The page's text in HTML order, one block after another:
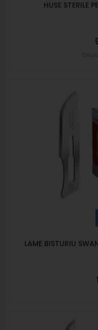
HUSE STERILE
LAME BISTURIU